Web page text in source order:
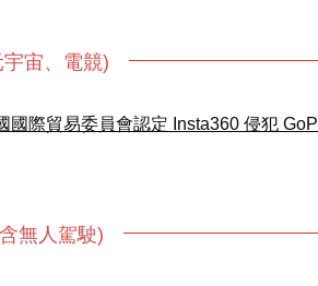
宙、電競)
國際貿易委員會認定 Insta360 侵犯
無人駕駛)